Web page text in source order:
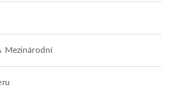
Mezinárodní